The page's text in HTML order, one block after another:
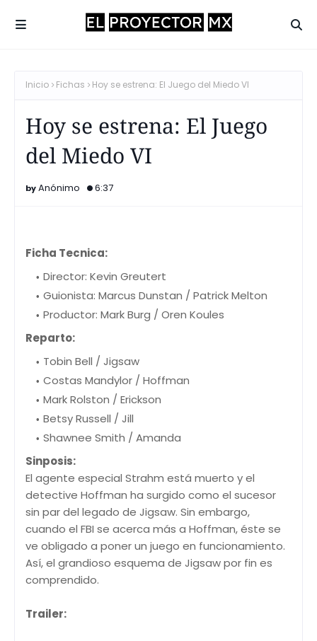
Inicio Fichas Hoy se estrena: El Juego del Miedo VI
Hoy se estrena: El Juego
del Miedo VI
Anónimo 6:37
Ficha Tecnica:
Director: Kevin Greutert
Guionista: Marcus Dunstan / Patrick Melton
Productor: Mark Burg / Oren Koules
Reparto:
Tobin Bell / Jigsaw
Costas Mandylor / Hoffman
Mark Rolston / Erickson
Betsy Russell / Jill
Shawnee Smith / Amanda
Sinposis:
El agente especial Strahm está muerto y el
detective Hoffman ha surgido como el sucesor
sin par del legado de Jigsaw. Sin embargo,
cuando el FBI se acerca más a Hoffman, éste se
ve obligado a poner un juego en funcionamiento.
Así, el grandioso esquema de Jigsaw por fin es
comprendido.
Trailer: